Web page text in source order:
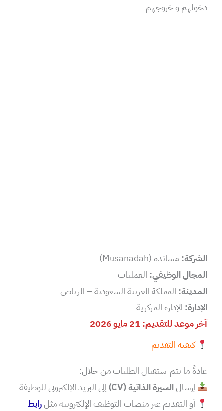
دخولهم و خروجهم
الشركة: مساندة (Musanadah)
المجال الوظيفي: العمليات
المدينة: المملكة العربية السعودية – الرياض
الإدارة: الإدارة المركزية
آخر موعد للتقديم: 21 مايو 2026
كيفية التقديم
عادةً ما يتم استقبال الطلبات من خلال:
إرسالالسيرة الذاتية (CV)
إلى البريد الإلكتروني للوظيفة
أو التقديم عبر منصات التوظيف الإلكترونية مثلرابط